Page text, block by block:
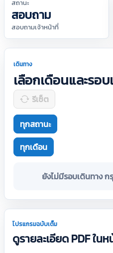
สถานะ
สอบถาม
สอบถามเจ้าหน้าที่
เดินทาง
เลือกเดือนและรอ
รีเซ็ต
ทุกสถานะ
ทุกเดือน
ยังไม่มีรอบเดินทาง
โปรแกรมฉบับเต็ม
ดูรายละเอียด PDF ใน